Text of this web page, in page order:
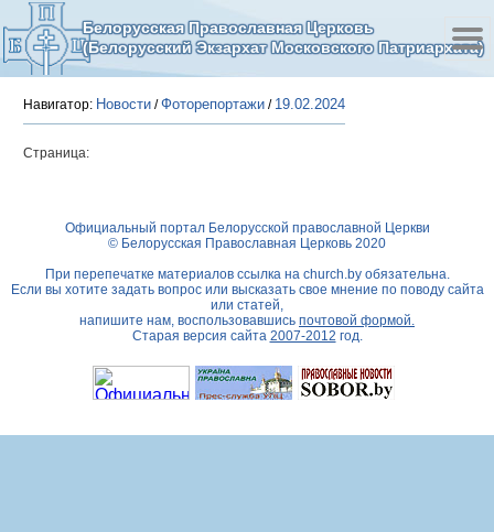
Белорусская Православная Церковь
(Белорусский Экзархат Московского Патриархата)
Навигатор: Новости /Фоторепортажи / 19.02.2024
Страница:
Официальный портал Белорусской православной Церкви
© Белорусская Православная Церковь 2020
При перепечатке материалов ссылка на church.byобязательна.
Если вы хотите задать вопрос или высказать свое мнение по поводу сайта
или статей,
напишите нам, воспользовавшись почтовой формой.
Старая версия сайта 2007-2012 год.